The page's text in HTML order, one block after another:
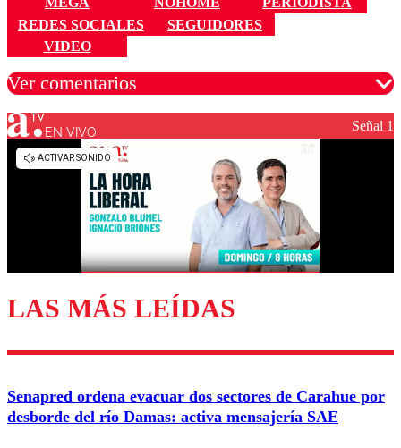
REDES SOCIALES
SEGUIDORES
VIDEO
Ver comentarios
Los comentarios son moderados para garantizar un
diálogo respetuoso.
Enviar comentario
EN VIVO Señal 1
LAS MÁS LEÍDAS
Senapred ordena evacuar dos sectores de Carahue por
desborde del río Damas: activa mensajería SAE